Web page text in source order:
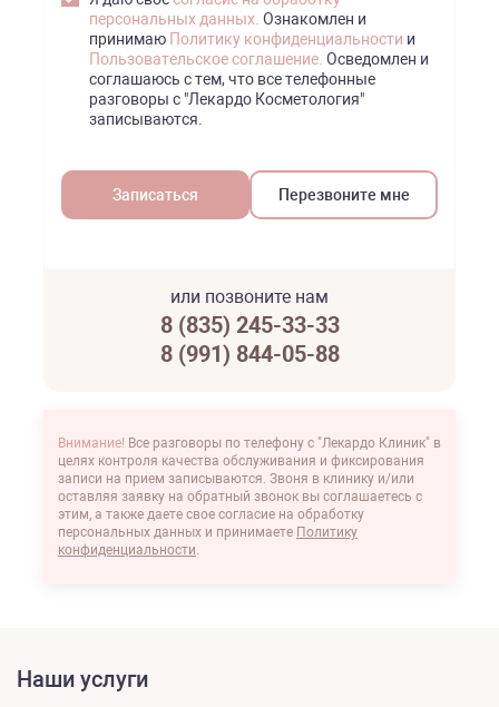
персональных данных. Ознакомлен и
принимаю Политику конфиденциальности и
Пользовательское соглашение. Осведомлен и
соглашаюсь с тем, что все телефонные
разговоры с "Лекардо Косметология"
записываются.
Перезвоните мне
или позвоните нам
8 (835) 245-33-33
8 (991) 844-05-88
Внимание! Все разговоры по телефону с "Лекардо Клиник" в
целях контроля качества обслуживания и фиксирования
записи на прием записываются. Звоня в клинику и/или
оставляя заявку на обратный звонок вы соглашаетесь с
этим, а также даете свое согласие на обработку
персональных данных и принимаете Политику
конфиденциальности.
Наши услуги